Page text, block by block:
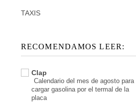
TAXIS
RECOMENDAMOS LEER:
Clap
Calendario del mes de agosto para
cargar gasolina por el termal de la
placa